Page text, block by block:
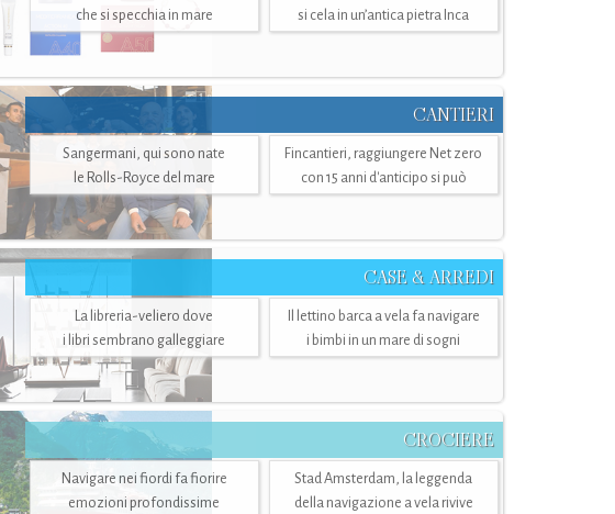
che si specchia in mare
si cela in un’antica pietra Inca
CANTIERI
Sangermani, qui sono nate
le Rolls-Royce del mare
Fincantieri, raggiungere Net zero
con 15 anni d'anticipo si può
CASE & ARREDI
La libreria-veliero dove
i libri sembrano galleggiare
Il lettino barca a vela fa navigare
i bimbi in un mare di sogni
CROCIERE
Navigare nei fiordi fa fiorire
emozioni profondissime
Stad Amsterdam, la leggenda
della navigazione a vela rivive